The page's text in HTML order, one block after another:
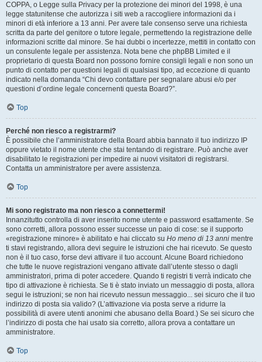
COPPA, o Legge sulla Privacy per la protezione dei minori del 1998, è una
legge statunitense che autorizza i siti web a raccogliere informazioni da i
minori di età inferiore a 13 anni. Per avere tale consenso serve una richiesta
scritta da parte del genitore o tutore legale, permettendo la registrazione delle
informazioni scritte dal minore. Se hai dubbi o incertezze, mettiti in contatto con
un consulente legale per assistenza. Nota bene che phpBB Limited e il
proprietario di questa Board non possono fornire consigli legali e non sono un
punto di contatto per questioni legali di qualsiasi tipo, ad eccezione di quanto
indicato nella domanda “Chi devo contattare per segnalare abusi e/o per
questioni d’ordine legale concernenti questa Board?”.
Top
Perché non riesco a registrarmi?
È possibile che l’amministratore della Board abbia bannato il tuo indirizzo IP
oppure vietato il nome utente che stai tentando di registrare. Può anche aver
disabilitato le registrazioni per impedire ai nuovi visitatori di registrarsi.
Contatta un amministratore per avere assistenza.
Top
Mi sono registrato ma non riesco a connettermi!
Innanzitutto controlla di aver inserito nome utente e password esattamente. Se
sono corretti, allora possono esser successe un paio di cose: se il supporto
«registrazione minore» è abilitato e hai cliccato su Ho meno di 13 anni mentre
ti stavi registrando, allora devi seguire le istruzioni che hai ricevuto. Se questo
non è il tuo caso, forse devi attivare il tuo account. Alcune Board richiedono
che tutte le nuove registrazioni vengano attivate dall’utente stesso o dagli
amministratori, prima di poter accedere. Quando ti registri ti verrà indicato che
tipo di attivazione è richiesta. Se ti è stato inviato un messaggio di posta, allora
segui le istruzioni; se non hai ricevuto nessun messaggio... sei sicuro che il tuo
indirizzo di posta sia valido? (L’attivazione via posta serve a ridurre la
possibilità di avere utenti anonimi che abusano della Board.) Se sei sicuro che
l’indirizzo di posta che hai usato sia corretto, allora prova a contattare un
amministratore.
Top